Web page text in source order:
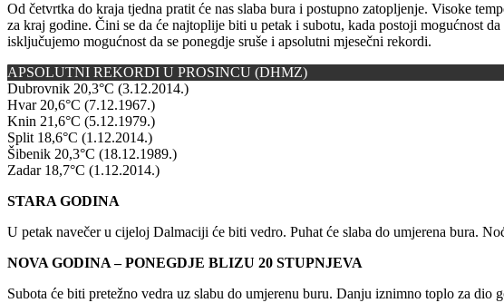
Od četvrtka do kraja tjedna pratit će nas slaba bura i postupno zatopljenje. Visoke
za kraj godine. Čini se da će najtoplije biti u petak i subotu, kada postoji mogućnost
isključujemo mogućnost da se ponegdje sruše i apsolutni mjesečni rekordi.
APSOLUTNI REKORDI U PROSINCU (DHMZ)
Dubrovnik 20,3°C (3.12.2014.)
Hvar 20,6°C (7.12.1967.)
Knin 21,6°C (5.12.1979.)
Split 18,6°C (1.12.2014.)
Šibenik 20,3°C (18.12.1989.)
Zadar 18,7°C (1.12.2014.)
STARA GODINA
U petak navečer u cijeloj Dalmaciji će biti vedro. Puhat će slaba do umjerena bura.
NOVA GODINA – PONEGDJE BLIZU 20 STUPNJEVA
Subota će biti pretežno vedra uz slabu do umjerenu buru. Danju iznimno toplo za dio